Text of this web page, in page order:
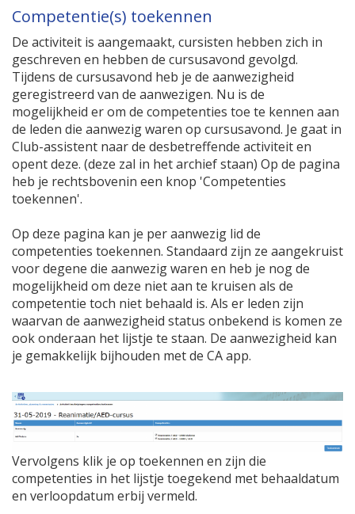
Competentie(s) toekennen
De activiteit is aangemaakt, cursisten hebben zich in
geschreven en hebben de cursusavond gevolgd.
Tijdens de cursusavond heb je de aanwezigheid
geregistreerd van de aanwezigen. Nu is de
mogelijkheid er om de competenties toe te kennen aan
de leden die aanwezig waren op cursusavond. Je gaat in
Club-assistent naar de desbetreffende activiteit en
opent deze. (deze zal in het archief staan) Op de pagina
heb je rechtsbovenin een knop 'Competenties
toekennen'.
Op deze pagina kan je per aanwezig lid de
competenties toekennen. Standaard zijn ze aangekruist
voor degene die aanwezig waren en heb je nog de
mogelijkheid om deze niet aan te kruisen als de
competentie toch niet behaald is. Als er leden zijn
waarvan de aanwezigheid status onbekend is komen ze
ook onderaan het lijstje te staan. De aanwezigheid kan
je gemakkelijk bijhouden met de CA app.
Vervolgens klik je op toekennen en zijn die
competenties in het lijstje toegekend met behaaldatum
en verloopdatum erbij vermeld.